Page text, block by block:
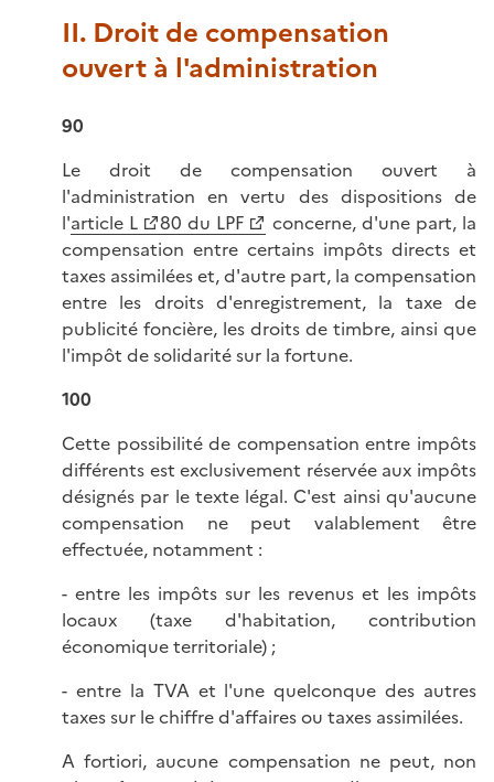
II. Droit de compensation
ouvert à l'administration
90
Le droit de compensation ouvert à
l'administration en vertu des dispositions de
l'article L 80 du LPF
concerne, d'une part, la
compensation entre certains impôts directs et
taxes assimilées et, d'autre part, la compensation
entre les droits d'enregistrement, la taxe de
publicité foncière, les droits de timbre, ainsi que
l'impôt de solidarité sur la fortune.
100
Cette possibilité de compensation entre impôts
différents est exclusivement réservée aux impôts
désignés par le texte légal. C'est ainsi qu'aucune
compensation ne peut valablement être
effectuée, notamment :
- entre les impôts sur les revenus et les impôts
locaux (taxe d'habitation, contribution
économique territoriale) ;
- entre la TVA et l'une quelconque des autres
taxes sur le chiffre d'affaires ou taxes assimilées.
A fortiori, aucune compensation ne peut, non